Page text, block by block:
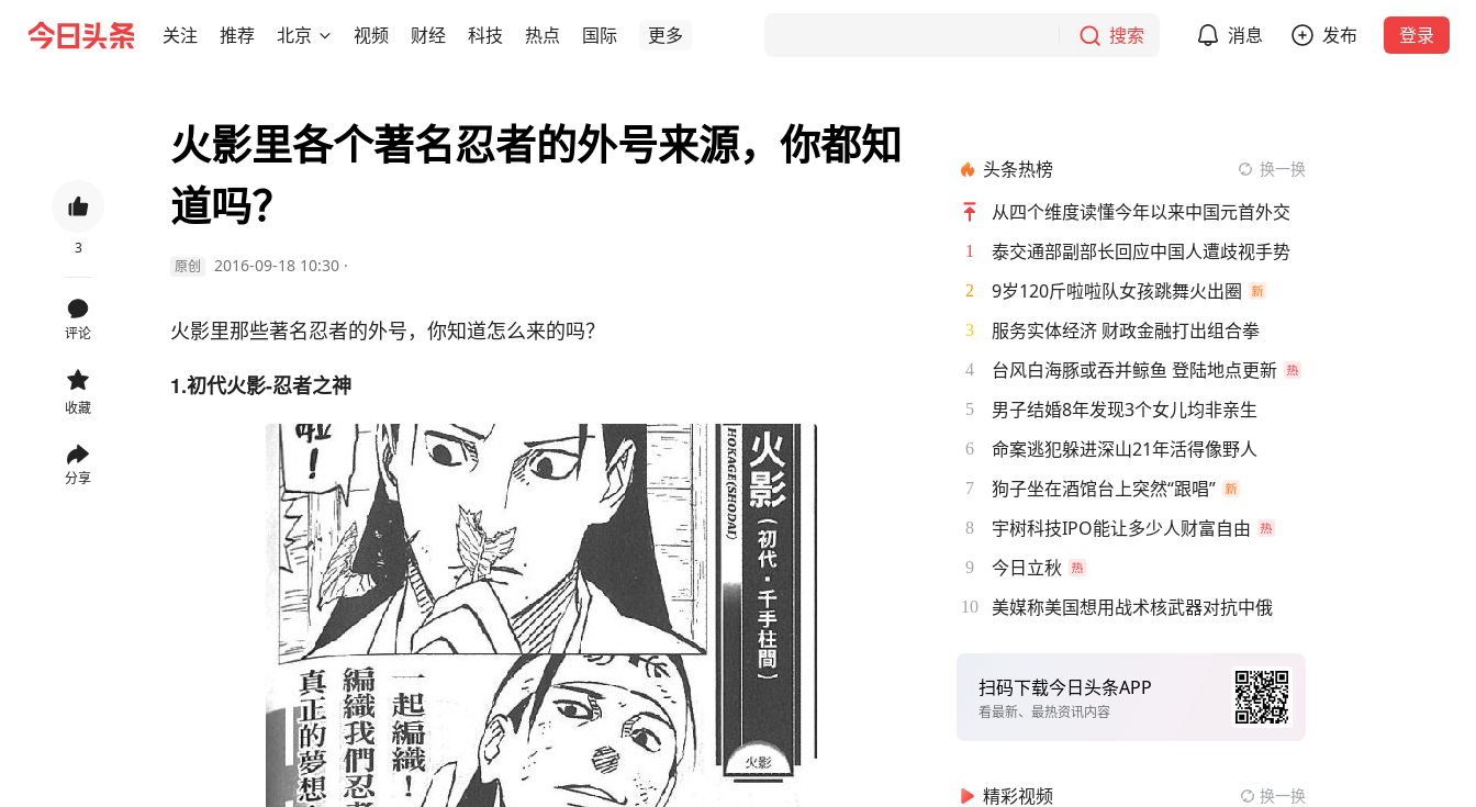
关注 推荐 北京 视频 财经 科技 热点 国际 更多 搜索 消息 发布 登录
3
评论
收藏
分享
火影里各个著名忍者的外号来源，你都知
道吗？
原创 2016-09-18 10:30 ·
火影里那些著名忍者的外号，你知道怎么来的吗？
1.初代火影-忍者之神
头条热榜 换一换
从四个维度读懂今年以来中国元首外交
1 泰交通部副部长回应中国人遭歧视手势
2 9岁120斤啦啦队女孩跳舞火出圈
3 服务实体经济 财政金融打出组合拳
4 台风白海豚或吞并鲸鱼 登陆地点更新
5 男子结婚8年发现3个女儿均非亲生
6 命案逃犯躲进深山21年活得像野人
7 狗子坐在酒馆台上突然“跟唱”
8 宇树科技IPO能让多少人财富自由
9 今日立秋
10 美媒称美国想用战术核武器对抗中俄
扫码下载今日头条APP
看最新、最热资讯内容
精彩视频 换一换